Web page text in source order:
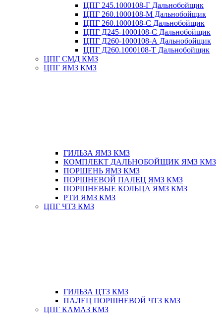
ЦПГ 245.1000108-Г Дальнобойщик
ЦПГ 260.1000108-М Дальнобойщик
ЦПГ 260.1000108-С Дальнобойщик
ЦПГ Д245-1000108-С Дальнобойщик
ЦПГ Д260-1000108-А Дальнобойщик
ЦПГ Д260.1000108-Т Дальнобойщик
ЦПГ СМД КМЗ
ЦПГ ЯМЗ КМЗ
ГИЛЬЗА ЯМЗ КМЗ
КОМПЛЕКТ ДАЛЬНОБОЙЩИК ЯМЗ КМЗ
ПОРШЕНЬ ЯМЗ КМЗ
ПОРШНЕВОЙ ПАЛЕЦ ЯМЗ КМЗ
ПОРШНЕВЫЕ КОЛЬЦА ЯМЗ КМЗ
РТИ ЯМЗ КМЗ
ЦПГ ЧТЗ КМЗ
ГИЛЬЗА ЦТЗ КМЗ
ПАЛЕЦ ПОРШНЕВОЙ ЧТЗ КМЗ
ЦПГ КАМАЗ КМЗ